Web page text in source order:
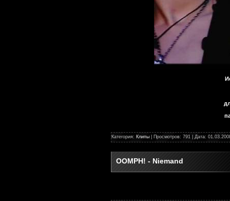
Категория: Клипы | Просмотров: 791 | Дата:
OOMPH! - Niemand